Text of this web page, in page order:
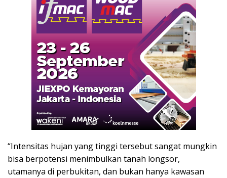
“Intensitas hujan yang tinggi tersebut sangat mungkin
bisa berpotensi menimbulkan tanah longsor,
utamanya di perbukitan, dan bukan hanya kawasan